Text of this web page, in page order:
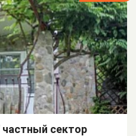
сектор